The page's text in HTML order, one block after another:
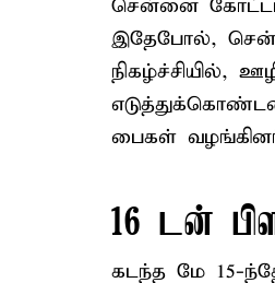
சென்னை கோட்டம்
இதேபோல்,
நிகழ்ச்சியில்,
பைகள்
16 டன்
கடந்த மே 15-